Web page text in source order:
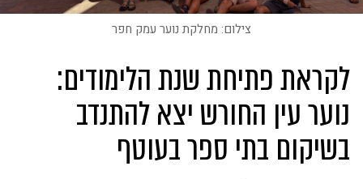
צילום: מחלקת נוער עמק חפר
לקראת פתיחת שנת הלימודים:
נוער עין החורש יצא להתנדב
בשיקום בתי ספר בעוטף